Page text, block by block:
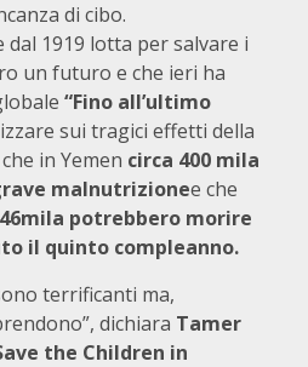
di cibo.
dal 1919 lotta per salvare i
un futuro e che ieri ha
“Fino all’ultimo
sui tragici effetti della
in Yemen circa 400 mila
malnutrizionee che
potrebbero morire
il quinto compleanno.
terrificanti ma,
dichiara Tamer
the Children in